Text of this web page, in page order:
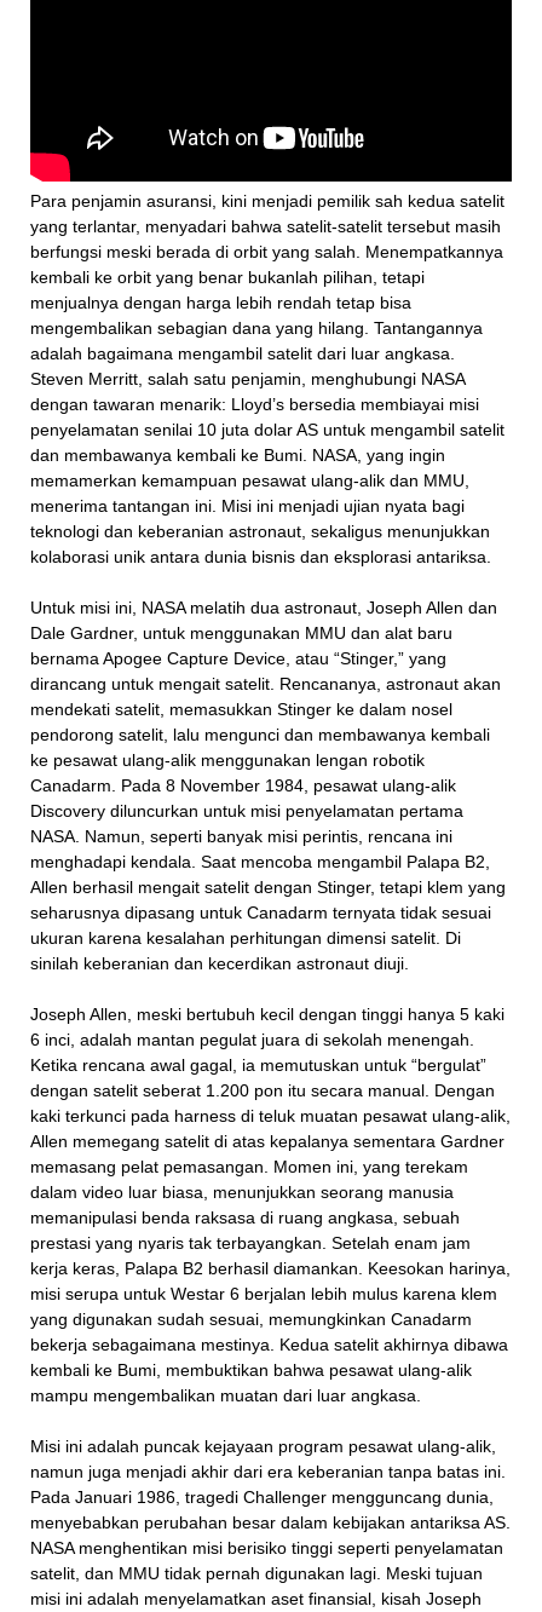
Para penjamin asuransi, kini menjadi pemilik sah kedua satelit
yang terlantar, menyadari bahwa satelit-satelit tersebut masih
berfungsi meski berada di orbit yang salah. Menempatkannya
kembali ke orbit yang benar bukanlah pilihan, tetapi
menjualnya dengan harga lebih rendah tetap bisa
mengembalikan sebagian dana yang hilang. Tantangannya
adalah bagaimana mengambil satelit dari luar angkasa.
Steven Merritt, salah satu penjamin, menghubungi NASA
dengan tawaran menarik: Lloyd’s bersedia membiayai misi
penyelamatan senilai 10 juta dolar AS untuk mengambil satelit
dan membawanya kembali ke Bumi. NASA, yang ingin
memamerkan kemampuan pesawat ulang-alik dan MMU,
menerima tantangan ini. Misi ini menjadi ujian nyata bagi
teknologi dan keberanian astronaut, sekaligus menunjukkan
kolaborasi unik antara dunia bisnis dan eksplorasi antariksa.
Untuk misi ini, NASA melatih dua astronaut, Joseph Allen dan
Dale Gardner, untuk menggunakan MMU dan alat baru
bernama Apogee Capture Device, atau “Stinger,” yang
dirancang untuk mengait satelit. Rencananya, astronaut akan
mendekati satelit, memasukkan Stinger ke dalam nosel
pendorong satelit, lalu mengunci dan membawanya kembali
ke pesawat ulang-alik menggunakan lengan robotik
Canadarm. Pada 8 November 1984, pesawat ulang-alik
Discovery diluncurkan untuk misi penyelamatan pertama
NASA. Namun, seperti banyak misi perintis, rencana ini
menghadapi kendala. Saat mencoba mengambil Palapa B2,
Allen berhasil mengait satelit dengan Stinger, tetapi klem yang
seharusnya dipasang untuk Canadarm ternyata tidak sesuai
ukuran karena kesalahan perhitungan dimensi satelit. Di
sinilah keberanian dan kecerdikan astronaut diuji.
Joseph Allen, meski bertubuh kecil dengan tinggi hanya 5 kaki
6 inci, adalah mantan pegulat juara di sekolah menengah.
Ketika rencana awal gagal, ia memutuskan untuk “bergulat”
dengan satelit seberat 1.200 pon itu secara manual. Dengan
kaki terkunci pada harness di teluk muatan pesawat ulang-alik,
Allen memegang satelit di atas kepalanya sementara Gardner
memasang pelat pemasangan. Momen ini, yang terekam
dalam video luar biasa, menunjukkan seorang manusia
memanipulasi benda raksasa di ruang angkasa, sebuah
prestasi yang nyaris tak terbayangkan. Setelah enam jam
kerja keras, Palapa B2 berhasil diamankan. Keesokan harinya,
misi serupa untuk Westar 6 berjalan lebih mulus karena klem
yang digunakan sudah sesuai, memungkinkan Canadarm
bekerja sebagaimana mestinya. Kedua satelit akhirnya dibawa
kembali ke Bumi, membuktikan bahwa pesawat ulang-alik
mampu mengembalikan muatan dari luar angkasa.
Misi ini adalah puncak kejayaan program pesawat ulang-alik,
namun juga menjadi akhir dari era keberanian tanpa batas ini.
Pada Januari 1986, tragedi Challenger mengguncang dunia,
menyebabkan perubahan besar dalam kebijakan antariksa AS.
NASA menghentikan misi berisiko tinggi seperti penyelamatan
satelit, dan MMU tidak pernah digunakan lagi. Meski tujuan
misi ini adalah menyelamatkan aset finansial, kisah Joseph